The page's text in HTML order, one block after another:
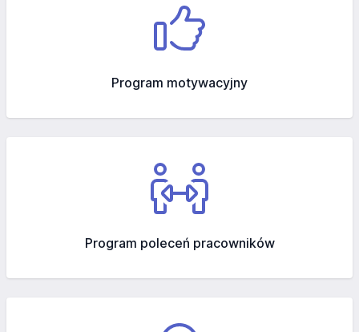
Program motywacyjny
Program poleceń pracowników